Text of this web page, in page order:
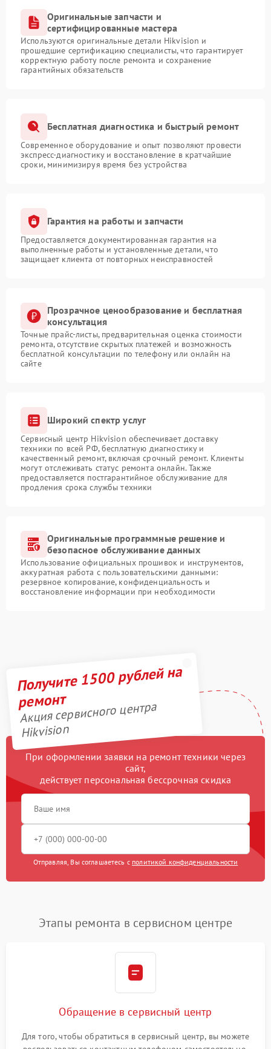
Оригинальные запчасти и
сертифицированные мастера
Используются оригинальные детали Hikvision и
прошедшие сертификацию специалисты, что гарантирует
корректную работу после ремонта и сохранение
гарантийных обязательств
Бесплатная диагностика и быстрый ремонт
Современное оборудование и опыт позволяют провести
экспресс-диагностику и восстановление в кратчайшие
сроки, минимизируя время без устройства
Гарантия на работы и запчасти
Предоставляется документированная гарантия на
выполненные работы и установленные детали, что
защищает клиента от повторных неисправностей
Прозрачное ценообразование и бесплатная
консультация
Точные прайс-листы, предварительная оценка стоимости
ремонта, отсутствие скрытых платежей и возможность
бесплатной консультации по телефону или онлайн на
сайте
Широкий спектр услуг
Сервисный центр Hikvision обеспечивает доставку
техники по всей РФ, бесплатную диагностику и
качественный ремонт, включая срочный ремонт. Клиенты
могут отслеживать статус ремонта онлайн. Также
предоставляется постгарантийное обслуживание для
продления срока службы техники
Оригинальные программные решение и
безопасное обслуживание данных
Использование официальных прошивок и инструментов,
аккуратная работа с пользовательскими данными:
резервное копирование, конфиденциальность и
восстановление информации при необходимости
Получите 1500 рублей на
ремонт
Акция сервисного центра
Hikvision
При оформлении заявки на ремонт техники через
сайт,
действует персональная бессрочная скидка
Отправляя, Вы соглашаетесь с политикой конфиденциальности
Этапы ремонта в сервисном центре
Обращение в сервисный центр
Для того, чтобы обратиться в сервисный центр, вы можете